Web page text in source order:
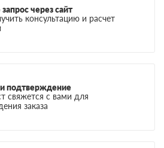
через сайт
консультацию и расчет
подтверждение
свяжется с вами для
заказа